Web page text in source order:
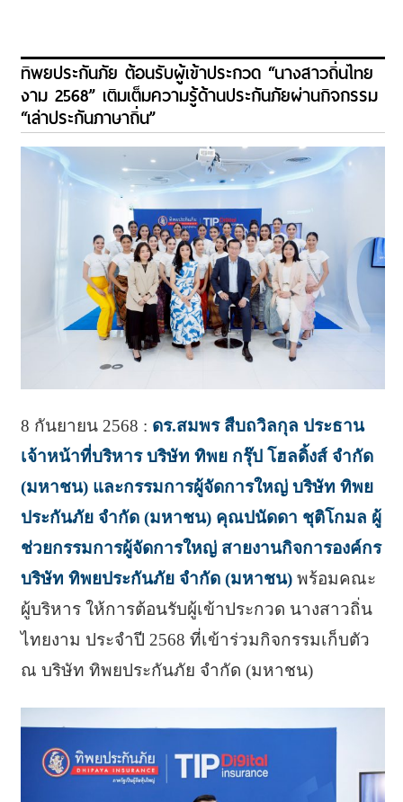
ทิพยประกันภัย ต้อนรับผู้เข้าประกวด “นางสาวถิ่นไทย
งาม 2568” เติมเต็มความรู้ด้านประกันภัยผ่านกิจกรรม
“เล่าประกันภาษาถิ่น”
8 กันยายน 2568 : ดร.สมพร สืบถวิลกุล ประธาน
เจ้าหน้าที่บริหาร บริษัท ทิพย กรุ๊ป โฮลดิ้งส์ จำกัด
(มหาชน) และกรรมการผู้จัดการใหญ่ บริษัท ทิพย
ประกันภัย จำกัด (มหาชน) คุณปนัดดา ชุติโกมล ผู้
ช่วยกรรมการผู้จัดการใหญ่ สายงานกิจการองค์กร
บริษัท ทิพยประกันภัย จำกัด (มหาชน)พร้อมคณะ
ผู้บริหาร ให้การต้อนรับผู้เข้าประกวด นางสาวถิ่น
ไทยงาม ประจำปี 2568 ที่เข้าร่วมกิจกรรมเก็บตัว
ณ บริษัท ทิพยประกันภัย จำกัด (มหาชน)